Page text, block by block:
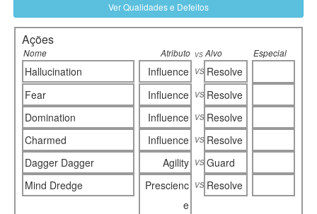
Ver Qualidades e Defeitos
Ações
Nome Atributo vs Alvo Especial
Hallucination Influence vs Resolve
Fear
Influence vs Resolve
Domination
Influence vs Resolve
Charmed
Influence vs Resolve
Dagger Dagger
Agility vs Guard
Mind Dredge
Prescienc
e
vs Resolve